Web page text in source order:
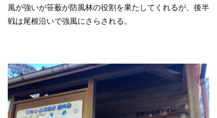
風が強いが笹薮が防風林の役割を果たしてくれるが、後半
戦は尾根沿いで強風にさらされる。